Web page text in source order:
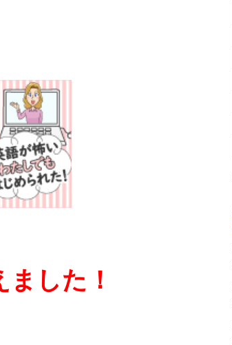
した！